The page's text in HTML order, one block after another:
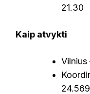
21.30
Kaip atvykti
Vilnius